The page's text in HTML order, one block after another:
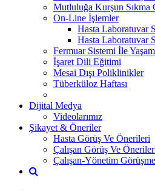
Mutluluğa Kurşun Sıkma
On-Line İşlemler
Hasta Laboratuvar
Hasta Laboratuvar
Fermuar Sistemi İle
İşaret Dili Eğitimi
Mesai Dışı Poliklinikler
Tüberküloz Haftası
Dijital Medya
Videolarımız
Şikayet & Öneriler
Hasta Görüş Ve Önerileri
Çalışan Görüş Ve
Çalışan-Yönetim